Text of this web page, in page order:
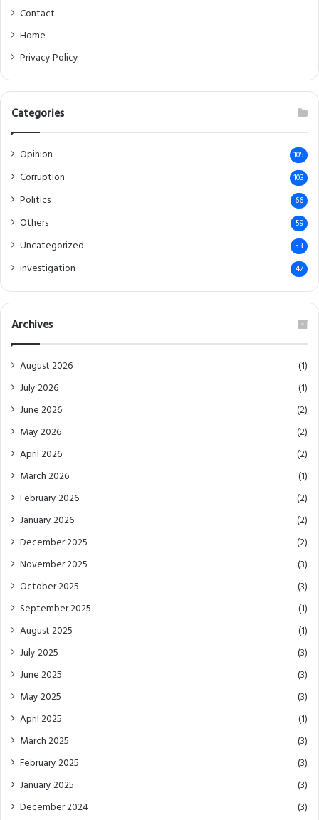
Contact
Home
Privacy Policy
Categories
Opinion 105
Corruption 103
Politics 66
Others 59
Uncategorized 53
investigation 47
Archives
August 2026
(1)
July 2026
(1)
June 2026
(2)
May 2026
(2)
April 2026
(2)
March 2026
(1)
February 2026
(2)
January 2026
(2)
December 2025
(2)
November 2025
(3)
October 2025
(3)
September 2025
(1)
August 2025
(1)
July 2025
(3)
June 2025
(3)
May 2025
(3)
April 2025
(1)
March 2025
(3)
February 2025
(3)
January 2025
(3)
December 2024
(3)